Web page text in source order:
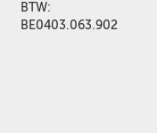
BTW:
BE0403.063.902